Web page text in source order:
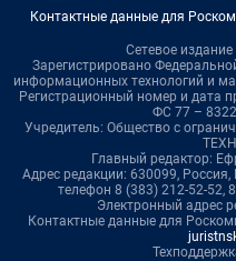
Контактные данные для
Сетевое
Зарегистрировано
информационных технологий и
Регистрационный номер и дата
ФС 77 –
Учредитель: Общество с
Главный редактор:
Адрес редакции: 630099,
телефон 8 (383) 212-52-52,
Электронный адрес
Контактные данные для